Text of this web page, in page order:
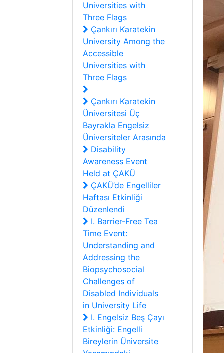
Universities with
Three Flags
Çankırı Karatekin
University Among the
Accessible
Universities with
Three Flags
Çankırı Karatekin
Üniversitesi Üç
Bayrakla Engelsiz
Üniversiteler Arasında
Disability
Awareness Event
Held at ÇAKÜ
ÇAKÜ’de Engelliler
Haftası Etkinliği
Düzenlendi
I. Barrier-Free Tea
Time Event:
Understanding and
Addressing the
Biopsychosocial
Challenges of
Disabled Individuals
in University Life
I. Engelsiz Beş Çayı
Etkinliği: Engelli
Bireylerin Üniversite